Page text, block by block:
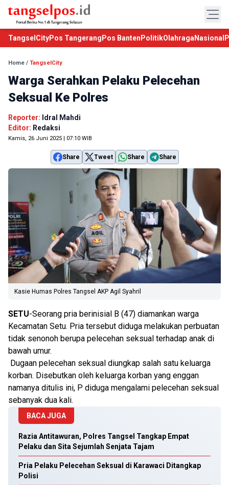
TangselCityPos Tangerang Pos Banten PolitikOlahraga Nasional
Home / TangselCity
Warga Serahkan Pelaku Pelecehan
Seksual Ke Polres
Reporter: Idral Mahdi
Editor: Redaksi
Kamis, 26 Juni 2025 | 07:10 WIB
Share Tweet Share Share
Kasie Humas Polres Tangsel AKP Agil Syahril
SETU-Seorang pria berinisial B (47) diamankan warga
Kecamatan Setu. Pria tersebut diduga melakukan perbuatan
tidak senonoh berupa pelecehan seksual terhadap anak di
bawah umur.
Dugaan pelecehan seksual diungkap salah satu keluarga
korban. Disebutkan oleh keluarga korban yang enggan
namanya ditulis ini, P diduga mengalami pelecehan seksual
sebanyak dua kali.
BACA JUGA
Razia Antitawuran, Polres Tangsel Tangkap Empat
Pelaku dan Sita Sejumlah Senjata Tajam
Pria Pelaku Pelecehan Seksual di Karawaci Ditangkap
Polisi